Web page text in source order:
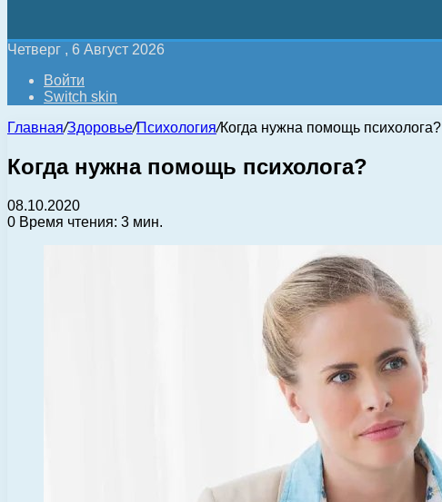
Четверг , 6 Август 2026
Войти
Switch skin
Главная/Здоровье/Психология/Когда нужна помощь психолога?
Когда нужна помощь психолога?
08.10.2020
0 Время чтения: 3 мин.